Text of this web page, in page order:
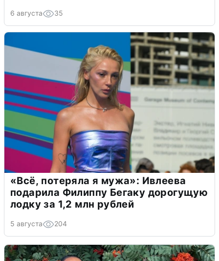
6 августа 35
«Всё, потеряла я мужа»: Ивлеева
подарила Филиппу Бегаку дорогущую
лодку за 1,2 млн рублей
5 августа 204